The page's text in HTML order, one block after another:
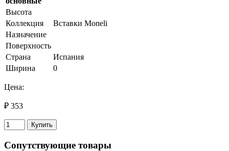
Высота
Коллекция
Вставки Moneli
Назначение
Поверхность
Страна
Испания
Ширина
0
Цена:
₽ 353
Купить
Сопутствующие товары